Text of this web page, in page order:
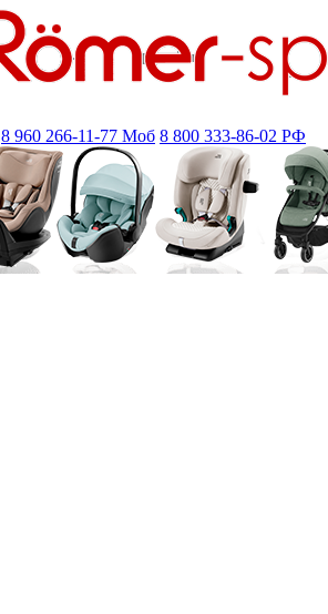
8 960 266-11-77 Моб 8 800 333-86-02 РФ